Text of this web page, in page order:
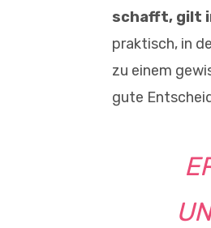
schafft, gilt
praktisch, in
zu einem
gute